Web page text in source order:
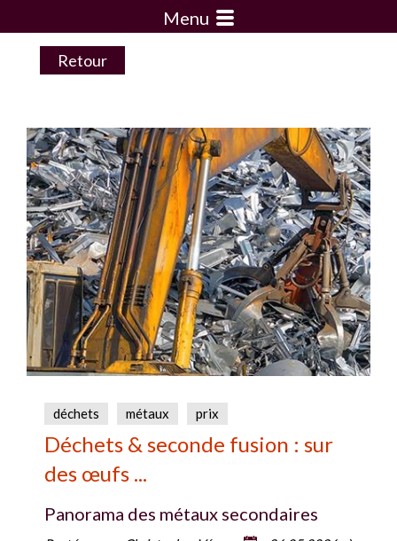
Menu
Retour
déchets métaux prix
Déchets & seconde fusion : sur
des œufs ...
Panorama des métaux secondaires